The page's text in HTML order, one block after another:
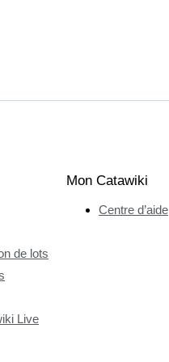
de lots
Live
Mon Catawiki
Centre d’aide